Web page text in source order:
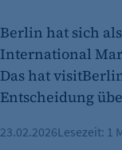
Berlin hat sich
International
Das hat
Entscheidung
23.02.2026Lesezeit: 1